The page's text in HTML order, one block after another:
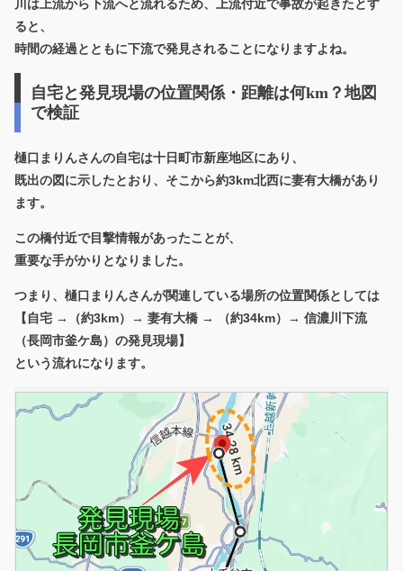
川は上流から下流へと流れるため、上流付近で事故が起きたとす
ると、
時間の経過とともに下流で発見されることになりますよね。
自宅と発見現場の位置関係・距離は何km？地図
で検証
樋口まりんさんの自宅は十日町市新座地区にあり、
既出の図に示したとおり、そこから約3km北西に妻有大橋があり
ます。
この橋付近で目撃情報があったことが、
重要な手がかりとなりました。
つまり、樋口まりんさんが関連している場所の位置関係としては
【自宅 →（約3km）→ 妻有大橋 → （約34km）→ 信濃川下流
（長岡市釜ケ島）の発見現場】
という流れになります。